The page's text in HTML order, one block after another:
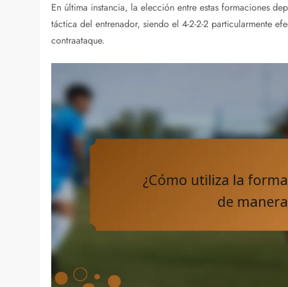
En última instancia, la elección entre estas formaciones
táctica del entrenador, siendo el 4-2-2-2 particularmente
contraataque.